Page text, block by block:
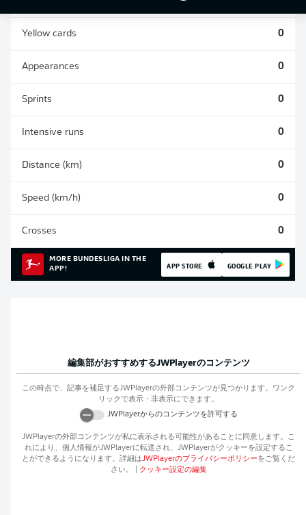
Yellow cards 0
Appearances 0
Sprints 0
Intensive runs 0
Distance (km) 0
Speed (km/h) 0
Crosses 0
MORE BUNDESLIGA IN THE
APP!
APP STORE GOOGLE PLAY
編集部がおすすめするJWPlayerのコンテンツ
この時点で、記事を補足するJWPlayerの外部コンテンツが見つかります。ワンク
リックで表示・非表示にできます。
JWPlayerからのコンテンツを許可する
JWPlayerの外部コンテンツが私に表示される可能性があることに同意します。こ
れにより、個人情報がJWPlayerに転送され、 JWPlayerがクッキーを設定するこ
とができるようになります。詳細はJWPlayerのプライバシーポリシーをご覧くだ
さい。
クッキー設定の編集